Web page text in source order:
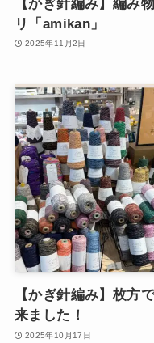
【かぎ針編み】編み
リ「amikan」
2025年11月2日
【かぎ針編み】枚方
来ました！
2025年10月17日